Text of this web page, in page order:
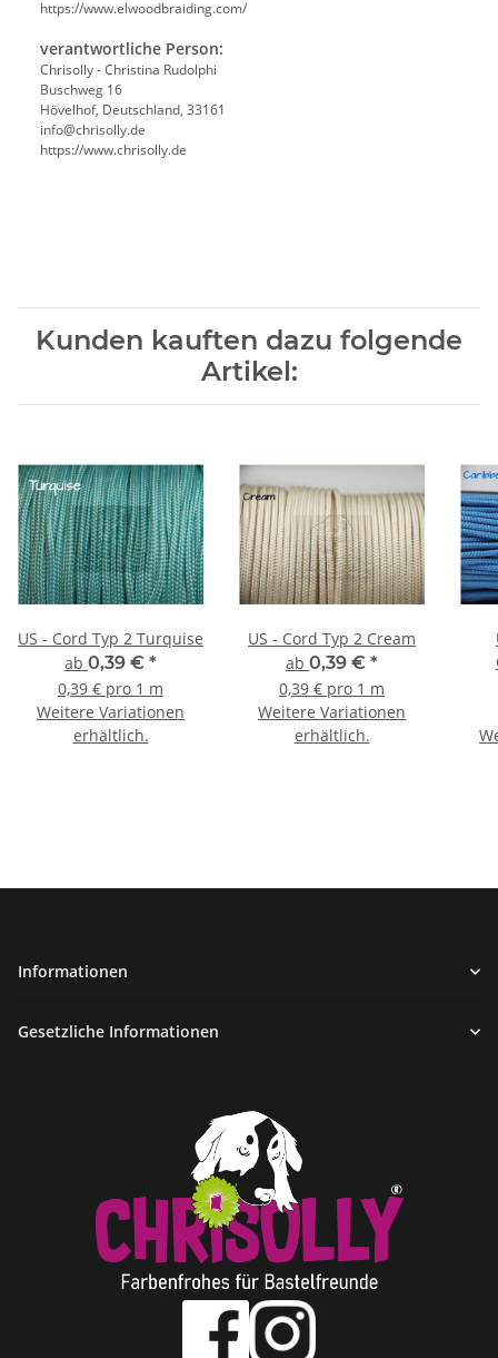
https://www.elwoodbraiding.com/
verantwortliche Person:
Chrisolly - Christina Rudolphi
Buschweg 16
Hövelhof, Deutschland, 33161
info@chrisolly.de
https://www.chrisolly.de
Kunden kauften dazu folgende
Artikel:
US - Cord Typ 2 Turquise
ab 0,39 € *
0,39 € pro 1 m
Weitere Variationen
erhältlich.
US - Cord Typ 2 Cream
ab 0,39 € *
0,39 € pro 1 m
Weitere Variationen
erhältlich.
Informationen
Gesetzliche Informationen